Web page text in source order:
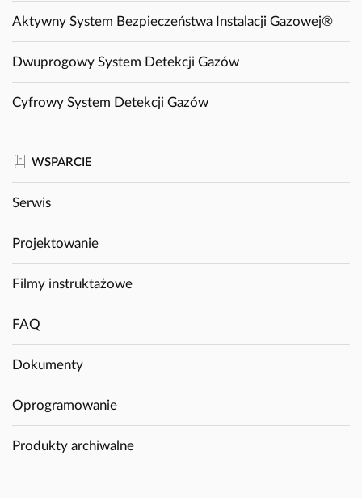
Aktywny System Bezpieczeństwa Instalacji Gazowej®
Dwuprogowy System Detekcji Gazów
Cyfrowy System Detekcji Gazów
WSPARCIE
Serwis
Projektowanie
Filmy instruktażowe
FAQ
Dokumenty
Oprogramowanie
Produkty archiwalne